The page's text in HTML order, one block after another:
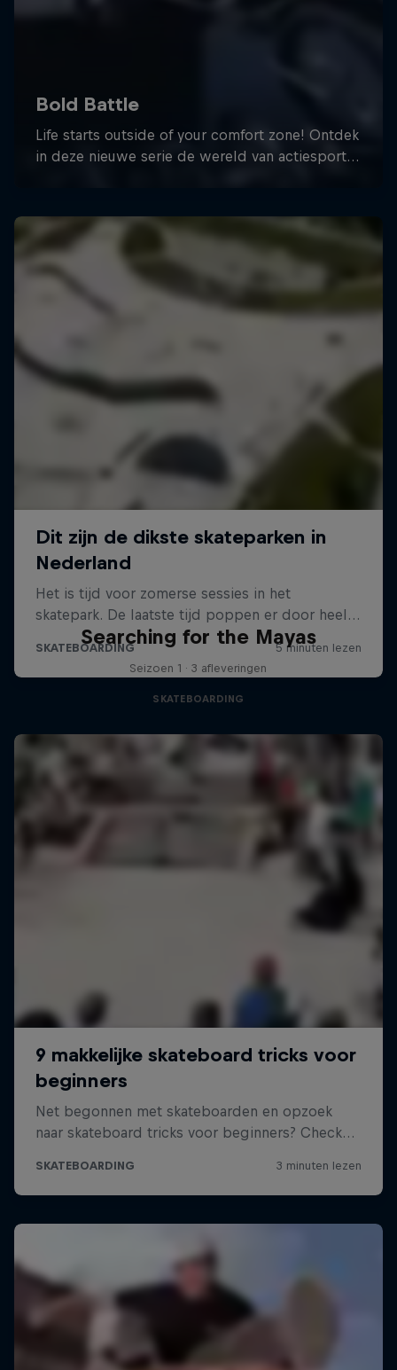
Searching for the Mayas
Seizoen 1 · 3 afleveringen
SKATEBOARDING